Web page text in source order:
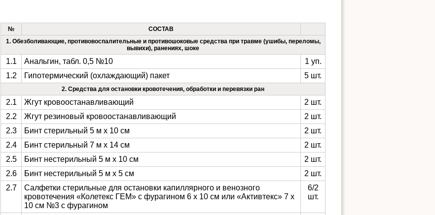
№
СОСТАВ
1. Обезболивающие, противовоспалительные и противошоковые средства при травме (ушибы, переломы,
вывихи), ранениях, шоке
1.1 Анальгин, табл. 0,5 №10
1 уп.
1.2
Гипотермический (охлаждающий) пакет 5 шт.
2. Средства для остановки кровотечения, обработки и перевязки ран
2.1 Жгут кровоостанавливающий
2 шт.
2.2
Жгут резиновый кровоостанавливающий
2 шт.
2.3
Бинт стерильный 5 м х 10 см
2 шт.
2.4
Бинт стерильный 7 м х 14 см
2 шт.
2.5
Бинт нестерильный 5 м х 10 см
2 шт.
2.6
Бинт нестерильный 5 м х 5 см
2 шт.
2.7
Салфетки стерильные для остановки капиллярного и венозного
кровотечения «Колетекс ГЕМ» с фурагином 6 х 10 см или «Активтекс» 7 х
10 см №3 с фурагином
6/2
шт.